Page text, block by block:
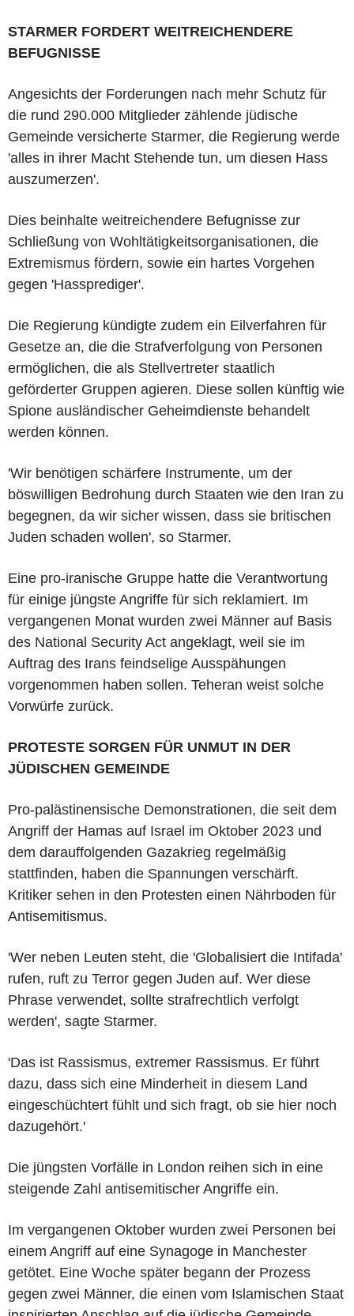
STARMER FORDERT WEITREICHENDERE
BEFUGNISSE
Angesichts der Forderungen nach mehr Schutz für
die rund 290.000 Mitglieder zählende jüdische
Gemeinde versicherte Starmer, die Regierung werde
'alles in ihrer Macht Stehende tun, um diesen Hass
auszumerzen'.
Dies beinhalte weitreichendere Befugnisse zur
Schließung von Wohltätigkeitsorganisationen, die
Extremismus fördern, sowie ein hartes Vorgehen
gegen 'Hassprediger'.
Die Regierung kündigte zudem ein Eilverfahren für
Gesetze an, die die Strafverfolgung von Personen
ermöglichen, die als Stellvertreter staatlich
geförderter Gruppen agieren. Diese sollen künftig wie
Spione ausländischer Geheimdienste behandelt
werden können.
'Wir benötigen schärfere Instrumente, um der
böswilligen Bedrohung durch Staaten wie den Iran zu
begegnen, da wir sicher wissen, dass sie britischen
Juden schaden wollen', so Starmer.
Eine pro-iranische Gruppe hatte die Verantwortung
für einige jüngste Angriffe für sich reklamiert. Im
vergangenen Monat wurden zwei Männer auf Basis
des National Security Act angeklagt, weil sie im
Auftrag des Irans feindselige Ausspähungen
vorgenommen haben sollen. Teheran weist solche
Vorwürfe zurück.
PROTESTE SORGEN FÜR UNMUT IN DER
JÜDISCHEN GEMEINDE
Pro-palästinensische Demonstrationen, die seit dem
Angriff der Hamas auf Israel im Oktober 2023 und
dem darauffolgenden Gazakrieg regelmäßig
stattfinden, haben die Spannungen verschärft.
Kritiker sehen in den Protesten einen Nährboden für
Antisemitismus.
'Wer neben Leuten steht, die 'Globalisiert die Intifada'
rufen, ruft zu Terror gegen Juden auf. Wer diese
Phrase verwendet, sollte strafrechtlich verfolgt
werden', sagte Starmer.
'Das ist Rassismus, extremer Rassismus. Er führt
dazu, dass sich eine Minderheit in diesem Land
eingeschüchtert fühlt und sich fragt, ob sie hier noch
dazugehört.'
Die jüngsten Vorfälle in London reihen sich in eine
steigende Zahl antisemitischer Angriffe ein.
Im vergangenen Oktober wurden zwei Personen bei
einem Angriff auf eine Synagoge in Manchester
getötet. Eine Woche später begann der Prozess
gegen zwei Männer, die einen vom Islamischen Staat